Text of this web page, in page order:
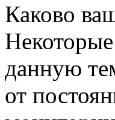
Каково
данную
от